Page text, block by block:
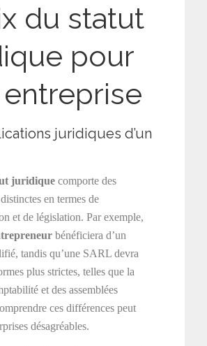
du statut
pour
juridiques d’un
juridique comporte des
en termes de
et de législation. Par exemple,
bénéficiera d’un
tandis qu’une SARL devra
plus strictes, telles que la
et des assemblées
ces différences peut
désagréables.